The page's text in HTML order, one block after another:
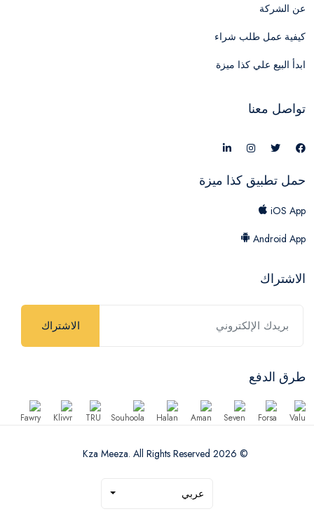
عن الشركة
كيفية عمل طلب شراء
ابدأ البيع علي كذا ميزة
تواصل معنا
حمل تطبيق كذا ميزة
iOS App
Android App
الاشتراك
الاشتراك
طرق الدفع
© 2026 Kza Meeza. All Rights Reserved
عربي